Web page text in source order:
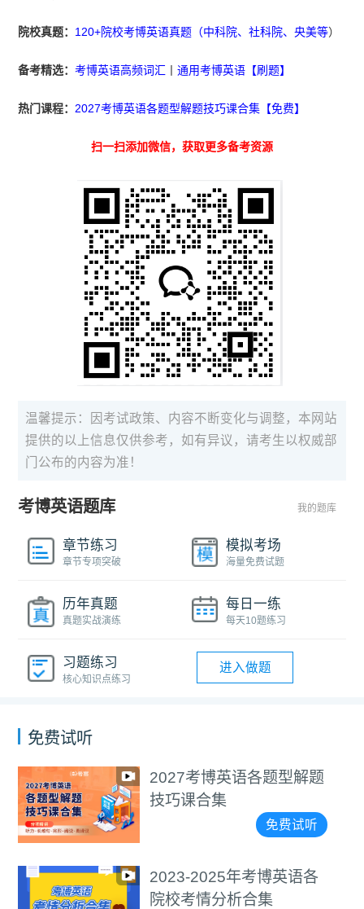
院校真题： 120+院校考博英语真题（中科院、社科院、央美等）
备考精选：考博英语高频词汇 丨通用考博英语【刷题】
热门课程：2027考博英语各题型解题技巧课合集【免费】
扫一扫添加微信，获取更多备考资源
温馨提示：因考试政策、内容不断变化与调整，本网站
提供的以上信息仅供参考，如有异议，请考生以权威部
门公布的内容为准！
考博英语题库 我的题库
章节练习
章节专项突破
模拟考场
海量免费试题
历年真题
真题实战演练
每日一练
每天10题练习
习题练习
核心知识点练习
进入做题
免费试听
医学考博4000+词汇朗读
视频教程
免费试听
通用考博4000+词汇朗读
视频教程